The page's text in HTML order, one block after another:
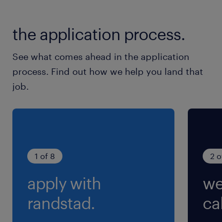
the application process.
See what comes ahead in the application
process. Find out how we help you land that
job.
1 of 8
apply with
randstad.
2